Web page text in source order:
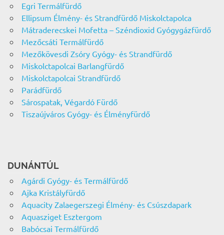
Egri Termálfürdő
Ellipsum Élmény- és Strandfürdő Miskolctapolca
Mátraderecskei Mofetta – Széndioxid Gyógygázfürdő
Mezőcsáti Termálfürdő
Mezőkövesdi Zsóry Gyógy- és Strandfürdő
Miskolctapolcai Barlangfürdő
Miskolctapolcai Strandfürdő
Parádfürdő
Sárospatak, Végardó Fürdő
Tiszaújváros Gyógy- és Élményfürdő
DUNÁNTÚL
Agárdi Gyógy- és Termálfürdő
Ajka Kristályfürdő
Aquacity Zalaegerszegi Élmény- és Csúszdapark
Aquasziget Esztergom
Babócsai Termálfürdő